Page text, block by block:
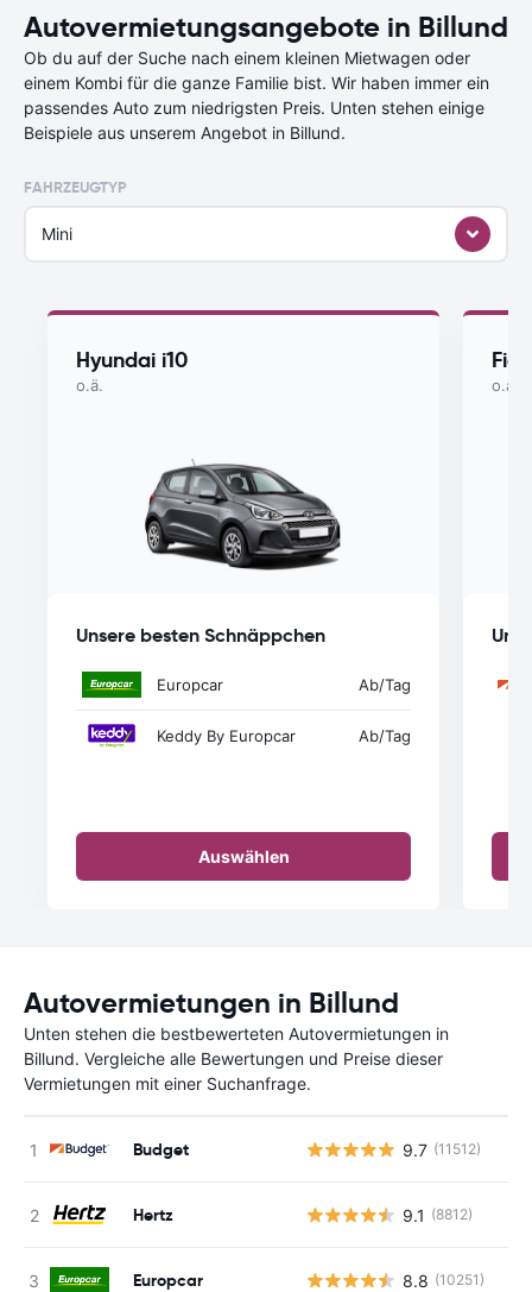
Autovermietungsangebote in Billund
Ob du auf der Suche nach einem kleinen Mietwagen oder
einem Kombi für die ganze Familie bist. Wir haben immer ein
passendes Auto zum niedrigsten Preis. Unten stehen einige
Beispiele aus unserem Angebot in Billund.
FAHRZEUGTYP
Mini
Hyundai i10
o.ä.
Unsere besten Schnäppchen
Europcar Ab/Tag
Keddy By Europcar Ab/Tag
Auswählen
o.ä.
Autovermietungen in Billund
Unten stehen die bestbewerteten Autovermietungen in
Billund. Vergleiche alle Bewertungen und Preise dieser
Vermietungen mit einer Suchanfrage.
Budget 9.7 (11512)
Hertz 9.1 (8812)
Europcar 8.8 (10251)